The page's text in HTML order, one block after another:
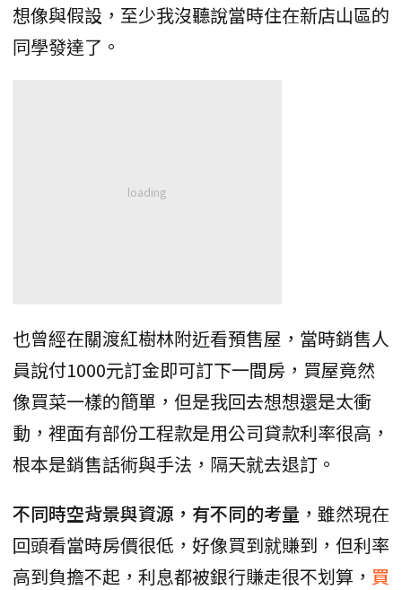
想像與假設，至少我沒聽說當時住在新店山區的
同學發達了。
也曾經在關渡紅樹林附近看預售屋，當時銷售人
員說付1000元訂金即可訂下一間房，買屋竟然
像買菜一樣的簡單，但是我回去想想還是太衝
動，裡面有部份工程款是用公司貸款利率很高，
根本是銷售話術與手法，隔天就去退訂。
不同時空背景與資源，有不同的考量 ，雖然現在
回頭看當時房價很低，好像買到就賺到，但利率
高到負擔不起，利息都被銀行賺走很不划算， 買